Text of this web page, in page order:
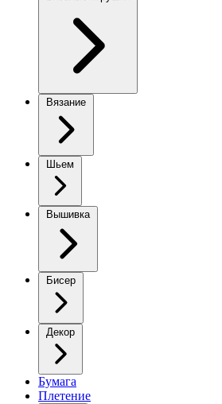
Вязание
Шьем
Вышивка
Бисер
Декор
Бумага
Плетение